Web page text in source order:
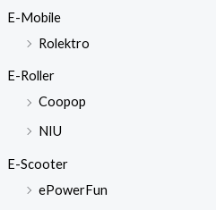
E-Mobile
Rolektro
E-Roller
Coopop
NIU
E-Scooter
ePowerFun